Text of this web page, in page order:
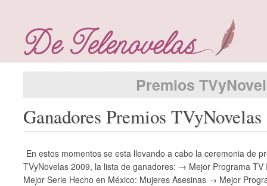
Premios
Ganadores Premios TVyNovelas
En estos momentos se esta llevando a cabo la ceremonia de
TVyNovelas 2009, la lista de ganadores: → Mejor Programa
Mejor Serie Hecho en México: Mujeres Asesinas → Mejor